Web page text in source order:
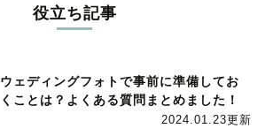
役立ち記事
ウェディングフォトで事前に準備してお
くことは？よくある質問まとめました！
2024.01.23更新